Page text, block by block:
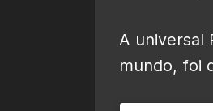
A universal
mundo, foi